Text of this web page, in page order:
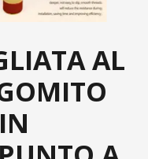
AL